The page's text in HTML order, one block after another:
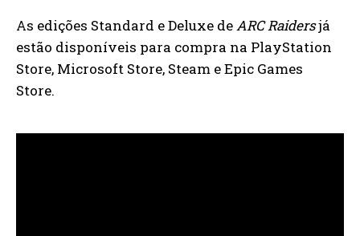
As edições Standard e Deluxe deARC Raidersjá
estão disponíveis para compra na PlayStation
Store, Microsoft Store, Steam e Epic Games
Store.